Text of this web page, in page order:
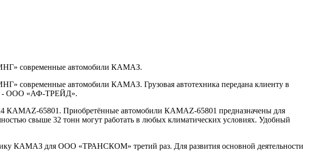
современные автомобили КАМАЗ.
автомобили КАМАЗ. Грузовая автотехника передана клиенту в
- ООО «АФ-ТРЕЙД».
КАМАZ-65801. Приобретённые автомобили КАМАZ-65801 предназначены для
свыше 32 тонн могут работать в любых климатических условиях. Удобный
КАМАЗ для ООО «ТРАНСКОМ» третий раз. Для развития основной деятельности